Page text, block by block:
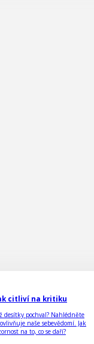
citliví na kritiku
desítky pochval? Nahlédněte
naše sebevědomí. Jak
na to, co se daří?